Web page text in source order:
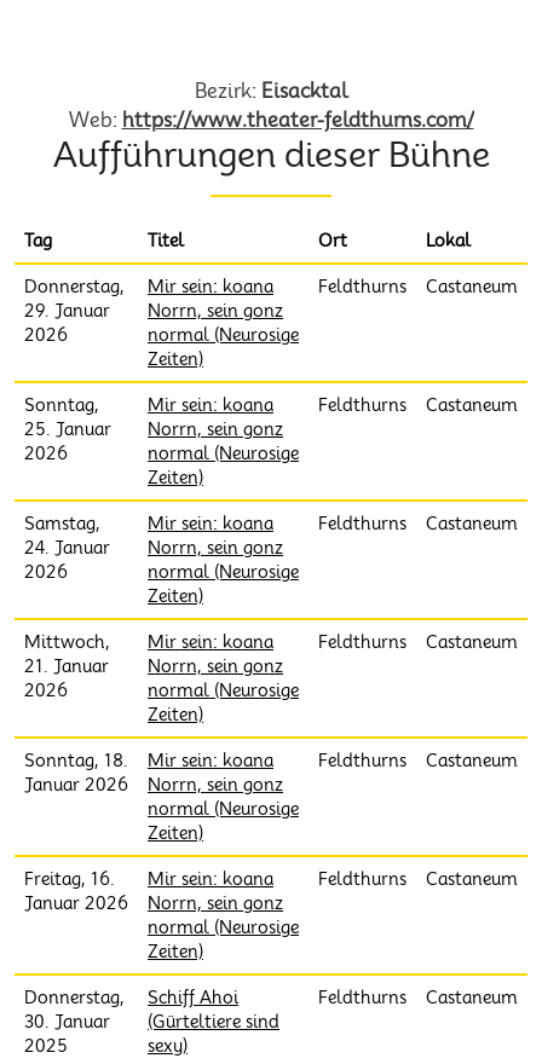
Bezirk: Eisacktal
Web: https://www.theater-feldthurns.com/
Aufführungen dieser Bühne
Tag Titel Ort Lokal
Donnerstag,
29. Januar
2026
Mir sein: koana
Norrn, sein gonz
normal (Neurosige
Zeiten)
Feldthurns Castaneum
Sonntag,
25. Januar
2026
Mir sein: koana
Norrn, sein gonz
normal (Neurosige
Zeiten)
Feldthurns Castaneum
Samstag,
24. Januar
2026
Mir sein: koana
Norrn, sein gonz
normal (Neurosige
Zeiten)
Feldthurns Castaneum
Mittwoch,
21. Januar
2026
Mir sein: koana
Norrn, sein gonz
normal (Neurosige
Zeiten)
Feldthurns Castaneum
Sonntag, 18.
Januar 2026
Mir sein: koana
Norrn, sein gonz
normal (Neurosige
Zeiten)
Feldthurns Castaneum
Freitag, 16.
Januar 2026
Mir sein: koana
Norrn, sein gonz
normal (Neurosige
Zeiten)
Feldthurns Castaneum
Donnerstag,
30. Januar
2025
Schiff Ahoi
(Gürteltiere sind
sexy)
Feldthurns Castaneum